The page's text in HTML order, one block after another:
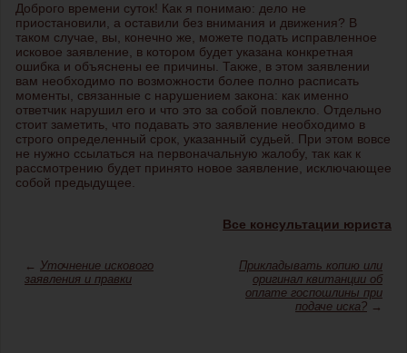
Доброго времени суток! Как я понимаю: дело не
приостановили, а оставили без внимания и движения? В
таком случае, вы, конечно же, можете подать исправленное
исковое заявление, в котором будет указана конкретная
ошибка и объяснены ее причины. Также, в этом заявлении
вам необходимо по возможности более полно расписать
моменты, связанные с нарушением закона: как именно
ответчик нарушил его и что это за собой повлекло. Отдельно
стоит заметить, что подавать это заявление необходимо в
строго определенный срок, указанный судьей. При этом вовсе
не нужно ссылаться на первоначальную жалобу, так как к
рассмотрению будет принято новое заявление, исключающее
собой предыдущее.
Все консультации юриста
← Уточнение искового
заявления и правки
Прикладывать копию или
оригинал квитанции об
оплате госпошлины при
подаче иска? →